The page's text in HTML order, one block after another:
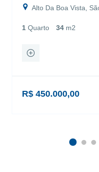
Alto Da Boa Vista,
1 Quarto 34 m2
R$ 450.000,00